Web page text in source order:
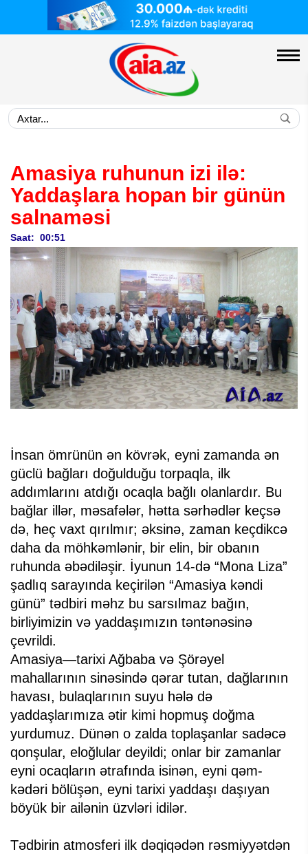
Amasiya ruhunun izi ilə:
Yaddaşlara hopan bir günün
salnaməsi
Saat: 00:51
İnsan ömrünün ən kövrək, eyni zamanda ən
güclü bağları doğulduğu torpaqla, ilk
addımlarını atdığı ocaqla bağlı olanlardır. Bu
bağlar illər, məsafələr, hətta sərhədlər keçsə
də, heç vaxt qırılmır; əksinə, zaman keçdikcə
daha da möhkəmlənir, bir elin, bir obanın
ruhunda əbədiləşir. İyunun 14-də “Mona Liza”
şadlıq sarayında keçirilən “Amasiya kəndi
günü” tədbiri məhz bu sarsılmaz bağın,
birliyimizin və yaddaşımızın təntənəsinə
çevrildi.
Amasiya—tarixi Ağbaba və Şörəyel
mahallarının sinəsində qərar tutan, dağlarının
havası, bulaqlarının suyu hələ də
yaddaşlarımıza ətir kimi hopmuş doğma
yurdumuz. Dünən o zalda toplaşanlar sadəcə
qonşular, eloğlular deyildi; onlar bir zamanlar
eyni ocaqların ətrafında isinən, eyni qəm-
kədəri bölüşən, eyni tarixi yaddaşı daşıyan
böyük bir ailənin üzvləri idilər.
Tədbirin atmosferi ilk dəqiqədən rəsmiyyətdən